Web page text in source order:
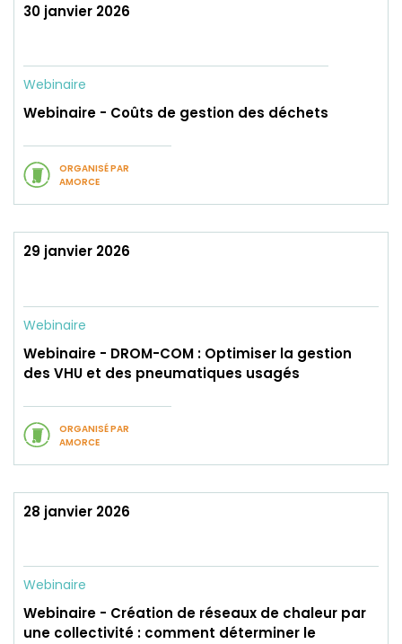
30 janvier 2026
Webinaire
Webinaire - Coûts de gestion des déchets
ORGANISÉ PAR
AMORCE
29 janvier 2026
Webinaire
Webinaire - DROM-COM : Optimiser la gestion
des VHU et des pneumatiques usagés
ORGANISÉ PAR
AMORCE
28 janvier 2026
Webinaire
Webinaire - Création de réseaux de chaleur par
une collectivité : comment déterminer le